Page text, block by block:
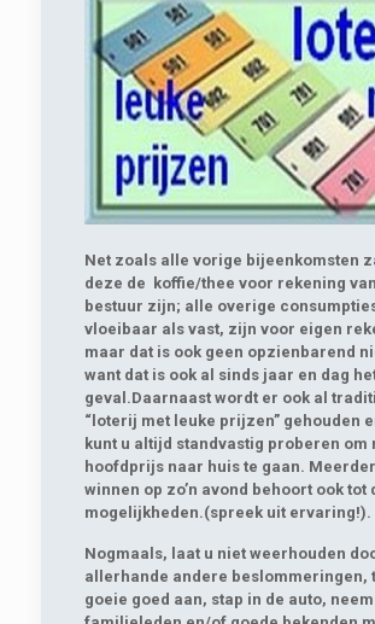
Net zoals alle vorige bijeenkomsten
deze de koffie/thee voor rekening
bestuur zijn; alle overige
vloeibaar als vast, zijn voor eigen
maar dat is ook geen opzienbarend
want dat is ook al sinds jaar en dag
geval.Daarnaast wordt er ook al
“loterij met leuke prijzen” gehouden
kunt u altijd standvastig proberen om
hoofdprijs naar huis te gaan.
winnen op zo’n avond behoort ook tot
mogelijkheden.(spreek uit ervaring!).
Nogmaals, laat u niet weerhouden
allerhande andere beslommeringen,
goeie goed aan, stap in de auto,